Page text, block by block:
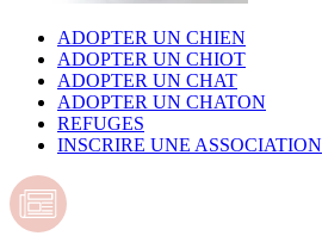
ADOPTER UN CHIEN
ADOPTER UN CHIOT
ADOPTER UN CHAT
ADOPTER UN CHATON
REFUGES
INSCRIRE UNE ASSOCIATION